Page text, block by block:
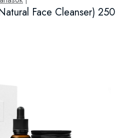
Face Cleanser) 250